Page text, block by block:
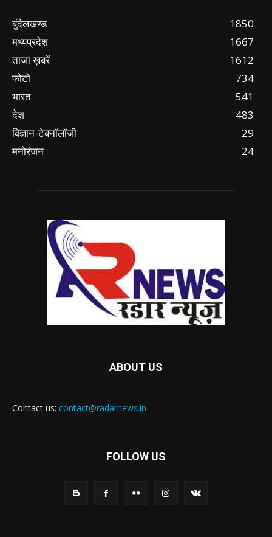
बुंदेलखण्ड
1850
मध्यप्रदेश
1667
ताजा ख़बरें
1612
फोटो
734
भारत
541
देश
483
विज्ञान-टेक्नॉलॉजी
29
मनोरंजन
24
ABOUT US
Contact us: contact@radarnews.in
FOLLOW US